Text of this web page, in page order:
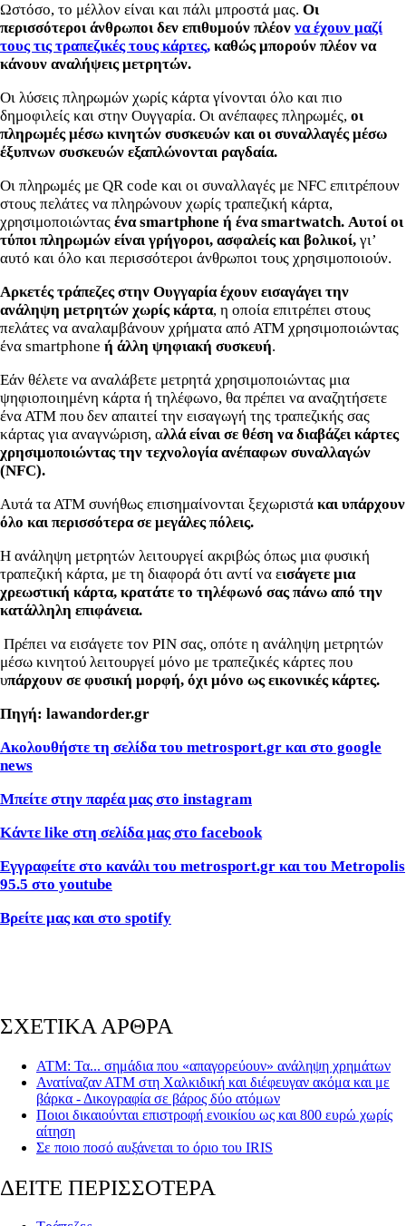
Ωστόσο, το μέλλον είναι και πάλι μπροστά μας. Οι
περισσότεροι άνθρωποι δεν επιθυμούν πλέον να έχουν μαζί
τους τις τραπεζικές τους κάρτες, καθώς μπορούν πλέον να
κάνουν αναλήψεις μετρητών.
Οι λύσεις πληρωμών χωρίς κάρτα γίνονται όλο και πιο
δημοφιλείς και στην Ουγγαρία. Οι ανέπαφες πληρωμές, οι
πληρωμές μέσω κινητών συσκευών και οι συναλλαγές μέσω
έξυπνων συσκευών εξαπλώνονται ραγδαία.
Οι πληρωμές με QR code και οι συναλλαγές με NFC επιτρέπουν
στους πελάτες να πληρώνουν χωρίς τραπεζική κάρτα,
χρησιμοποιώντας ένα smartphone ή ένα smartwatch. Αυτοί οι
τύποι πληρωμών είναι γρήγοροι, ασφαλείς και βολικοί, γι’
αυτό και όλο και περισσότεροι άνθρωποι τους χρησιμοποιούν.
Αρκετές τράπεζες στην Ουγγαρία έχουν εισαγάγει την
ανάληψη μετρητών χωρίς κάρτα, η οποία επιτρέπει στους
πελάτες να αναλαμβάνουν χρήματα από ΑΤΜ χρησιμοποιώντας
ένα smartphone ή άλλη ψηφιακή συσκευή.
Εάν θέλετε να αναλάβετε μετρητά χρησιμοποιώντας μια
ψηφιοποιημένη κάρτα ή τηλέφωνο, θα πρέπει να αναζητήσετε
ένα ΑΤΜ που δεν απαιτεί την εισαγωγή της τραπεζικής σας
κάρτας για αναγνώριση, αλλά είναι σε θέση να διαβάζει κάρτες
χρησιμοποιώντας την τεχνολογία ανέπαφων συναλλαγών
(NFC).
Αυτά τα ΑΤΜ συνήθως επισημαίνονται ξεχωριστά και υπάρχουν
όλο και περισσότερα σε μεγάλες πόλεις.
Η ανάληψη μετρητών λειτουργεί ακριβώς όπως μια φυσική
τραπεζική κάρτα, με τη διαφορά ότι αντί να εισάγετε μια
χρεωστική κάρτα, κρατάτε το τηλέφωνό σας πάνω από την
κατάλληλη επιφάνεια.
Πρέπει να εισάγετε τον PIN σας, οπότε η ανάληψη μετρητών
μέσω κινητού λειτουργεί μόνο με τραπεζικές κάρτες που
υπάρχουν σε φυσική μορφή, όχι μόνο ως εικονικές κάρτες.
Πηγή: lawandorder.gr
Ακολουθήστε τη σελίδα του metrosport.gr και στο google
news
Μπείτε στην παρέα μας στο instagram
Κάντε like στη σελίδα μας στο facebook
Εγγραφείτε στο κανάλι του metrosport.gr και του Metropolis
95.5 στο youtube
Βρείτε μας και στο spotify
ΣΧΕΤΙΚΑ ΑΡΘΡΑ
ΑΤΜ: Τα... σημάδια που «απαγορεύουν» ανάληψη χρημάτων
Ανατίναζαν ΑΤΜ στη Χαλκιδική και διέφευγαν ακόμα και με
βάρκα - Δικογραφία σε βάρος δύο ατόμων
Ποιοι δικαιούνται επιστροφή ενοικίου ως και 800 ευρώ χωρίς
αίτηση
Σε ποιο ποσό αυξάνεται το όριο του IRIS
ΔΕΙΤΕ ΠΕΡΙΣΣΟΤΕΡΑ